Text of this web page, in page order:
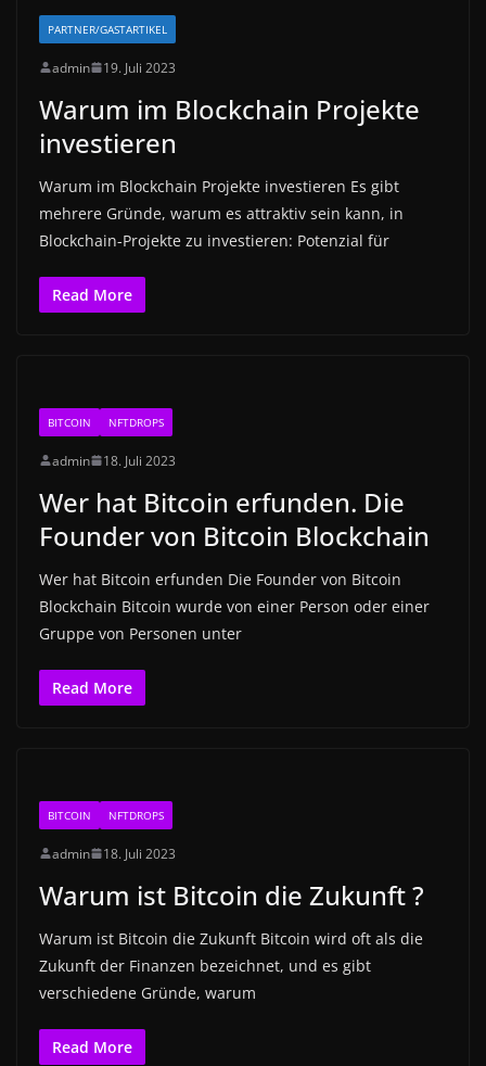
PARTNER/GASTARTIKEL
admin 19. Juli 2023
Warum im Blockchain Projekte
investieren
Warum im Blockchain Projekte investieren Es gibt
mehrere Gründe, warum es attraktiv sein kann, in
Blockchain-Projekte zu investieren: Potenzial für
Read More
BITCOIN NFTDROPS
admin 18. Juli 2023
Wer hat Bitcoin erfunden. Die
Founder von Bitcoin Blockchain
Wer hat Bitcoin erfunden Die Founder von Bitcoin
Blockchain Bitcoin wurde von einer Person oder einer
Gruppe von Personen unter
Read More
BITCOIN NFTDROPS
admin 18. Juli 2023
Warum ist Bitcoin die Zukunft ?
Warum ist Bitcoin die Zukunft Bitcoin wird oft als die
Zukunft der Finanzen bezeichnet, und es gibt
verschiedene Gründe, warum
Read More